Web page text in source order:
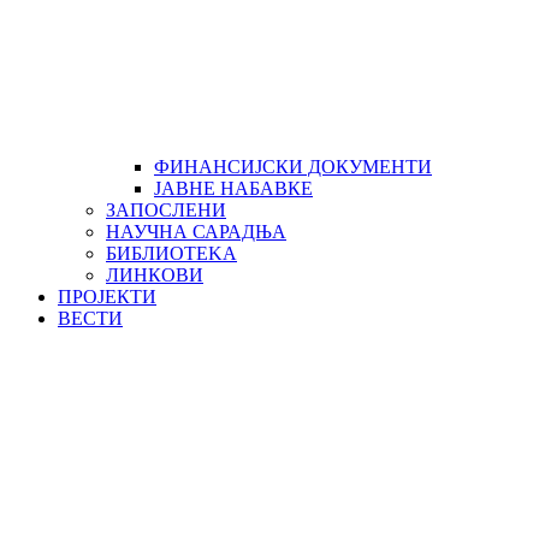
ФИНАНСИЈСКИ ДОКУМЕНТИ
ЈАВНЕ НАБАВКЕ
ЗАПОСЛЕНИ
НАУЧНА САРАДЊА
БИБЛИОТЕKА
ЛИНКОВИ
ПРОЈЕКТИ
ВЕСТИ